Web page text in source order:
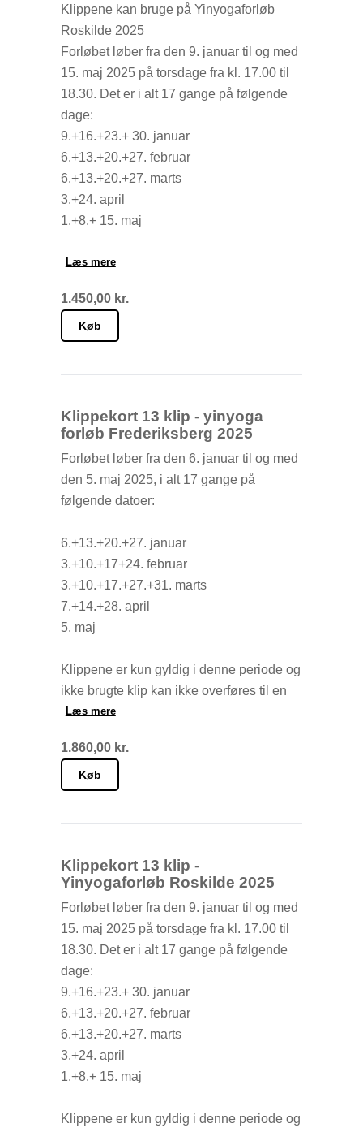
til 21.30.
Klippene kan bruge på Yinyogaforløb
Roskilde 2025
Forløbet løber fra den 9. januar til og med
15. maj 2025 på torsdage fra kl. 17.00 til
18.30. Det er i alt 17 gange på følgende
dage:
9.+16.+23.+ 30. januar
6.+13.+20.+27. februar
6.+13.+20.+27. marts
3.+24. april
1.+8.+ 15. maj
Klippene er kun gyldig i denne periode og
ny periode.
Husk at afmelde dig senest 2 timer inden
klassestart ellers vil dit klip blive betragtet
som brugt.
Læs mere
1.450,00 kr.
Køb
Klippekort 13 klip - yinyoga
forløb Frederiksberg 2025
Forløbet løber fra den 6. januar til og med
den 5. maj 2025, i alt 17 gange på
følgende datoer:
6.+13.+20.+27. januar
3.+10.+17+24. februar
3.+10.+17.+27.+31. marts
7.+14.+28. april
5. maj
Klippene er kun gyldig i denne periode og
ikke brugte klip kan ikke overføres til en
ny periode.
Du bestemmer selv, hvornår du vil bruge
dine klip og tilmelder dig den enkelte
som brugt.
Læs mere
1.860,00 kr.
Køb
Klippekort 13 klip -
Yinyogaforløb Roskilde 2025
Forløbet løber fra den 9. januar til og med
15. maj 2025 på torsdage fra kl. 17.00 til
18.30. Det er i alt 17 gange på følgende
dage:
9.+16.+23.+ 30. januar
6.+13.+20.+27. februar
6.+13.+20.+27. marts
3.+24. april
1.+8.+ 15. maj
Klippene er kun gyldig i denne periode og